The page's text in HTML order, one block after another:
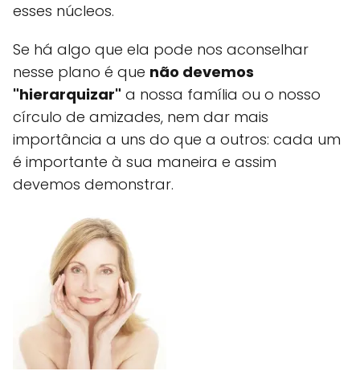
esses núcleos.
Se há algo que ela pode nos aconselhar
nesse plano é que não devemos
"hierarquizar" a nossa família ou o nosso
círculo de amizades, nem dar mais
importância a uns do que a outros: cada um
é importante à sua maneira e assim
devemos demonstrar.